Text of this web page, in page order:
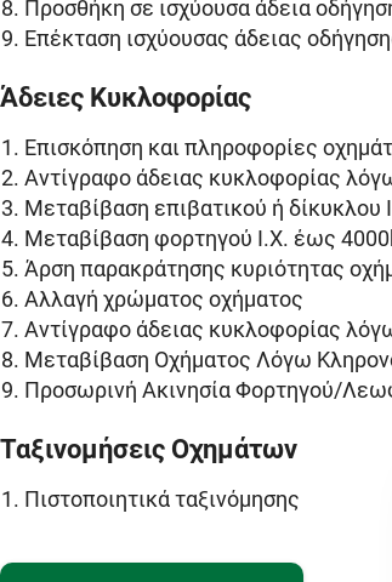
Προσθήκη σε ισχύουσα άδεια
Επέκταση ισχύουσας άδειας
Άδειες Κυκλοφορίας
Επισκόπηση και πληροφορίες
Αντίγραφο άδειας κυκλοφορίας
Μεταβίβαση επιβατικού ή δίκυκλου
Μεταβίβαση φορτηγού Ι.Χ. έως
Άρση παρακράτησης κυριότητας
Αλλαγή χρώματος οχήματος
Αντίγραφο άδειας κυκλοφορίας
Μεταβίβαση Οχήματος Λόγω
Προσωρινή Ακινησία Φορτηγού/
Ταξινομήσεις Οχημάτων
Πιστοποιητικά ταξινόμησης